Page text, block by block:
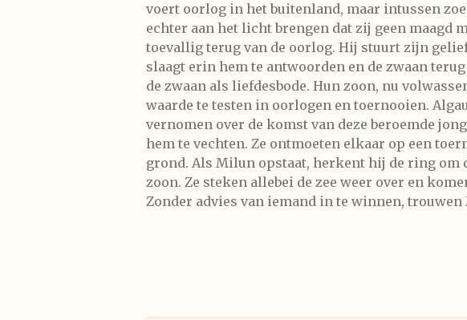
voert oorlog in het buitenland, maar intussen
echter aan het licht brengen dat zij geen maagd
toevallig terug van de oorlog. Hij stuurt zijn
slaagt erin hem te antwoorden en de zwaan
de zwaan als liefdesbode. Hun zoon, nu
waarde te testen in oorlogen en toernooien.
vernomen over de komst van deze beroemde
hem te vechten. Ze ontmoeten elkaar op een
grond. Als Milun opstaat, herkent hij de ring om
zoon. Ze steken allebei de zee weer over en
Zonder advies van iemand in te winnen,